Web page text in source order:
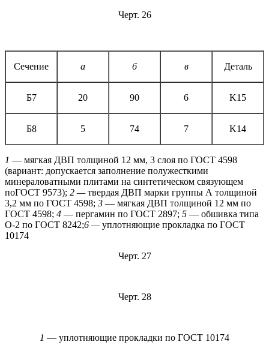
Черт. 26
Сечение а б в Деталь
Б7 20 90 6 K15
Б8 5 74 7 K14
1 — мягкая ДВП толщиной 12 мм, 3 слоя по ГОСТ 4598
(вариант: допускается заполнение полужесткими
минераловатными плитами на синтетическом связующем
поГОСТ 9573); 2 —твердая ДВП марки группы А толщиной
3,2 мм по ГОСТ 4598; 3 — мягкая ДВП толщиной 12 мм по
ГОСТ 4598; 4 — пергамин по ГОСТ 2897; 5 — обшивка типа
О-2 по ГОСТ 8242;6 —уплотняющие прокладка по ГОСТ
10174
Черт. 27
Черт. 28
1 — уплотняющие прокладки по ГОСТ 10174